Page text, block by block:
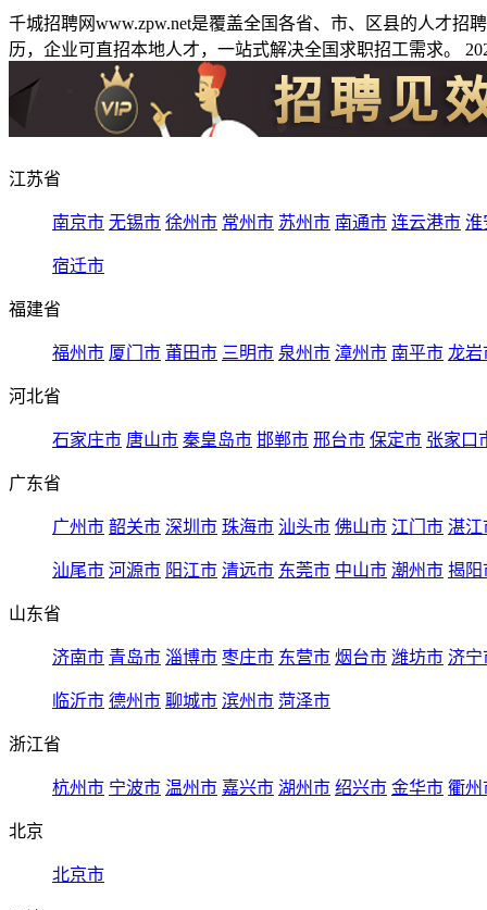
千城招聘网www.zpw.net是覆盖全国各省、市、区县的人才
历，企业可直招本地人才，一站式解决全国求职招工需求。
江苏省
南京市 无锡市 徐州市 常州市 苏州市 南通市 连云港市 淮
宿迁市
福建省
福州市 厦门市 莆田市 三明市 泉州市 漳州市 南平市 龙岩
河北省
石家庄市 唐山市 秦皇岛市 邯郸市 邢台市 保定市 张家口
广东省
广州市 韶关市 深圳市 珠海市 汕头市 佛山市 江门市 湛江
汕尾市 河源市 阳江市 清远市 东莞市 中山市 潮州市 揭阳
山东省
济南市 青岛市 淄博市 枣庄市 东营市 烟台市 潍坊市 济宁
临沂市 德州市 聊城市 滨州市 菏泽市
浙江省
杭州市 宁波市 温州市 嘉兴市 湖州市 绍兴市 金华市 衢州
北京
北京市